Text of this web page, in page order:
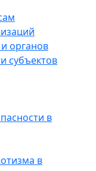
органов
субъектов
в
в